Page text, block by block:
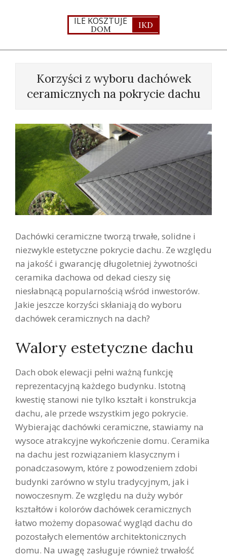
ILE KOSZTUJE
DOM IKD
Korzyści z wyboru dachówek
ceramicznych na pokrycie dachu
Dachówki ceramiczne tworzą trwałe, solidne i
niezwykle estetyczne pokrycie dachu. Ze względu
na jakość i gwarancję długoletniej żywotności
ceramika dachowa od dekad cieszy się
niesłabnącą popularnością wśród inwestorów.
Jakie jeszcze korzyści skłaniają do wyboru
dachówek ceramicznych na dach?
Walory estetyczne dachu
Dach obok elewacji pełni ważną funkcję
reprezentacyjną każdego budynku. Istotną
kwestię stanowi nie tylko kształt i konstrukcja
dachu, ale przede wszystkim jego pokrycie.
Wybierając dachówki ceramiczne, stawiamy na
wysoce atrakcyjne wykończenie domu. Ceramika
na dachu jest rozwiązaniem klasycznym i
ponadczasowym, które z powodzeniem zdobi
budynki zarówno w stylu tradycyjnym, jak i
nowoczesnym. Ze względu na duży wybór
kształtów i kolorów dachówek ceramicznych
łatwo możemy dopasować wygląd dachu do
pozostałych elementów architektonicznych
domu. Na uwagę zasługuje również trwałość